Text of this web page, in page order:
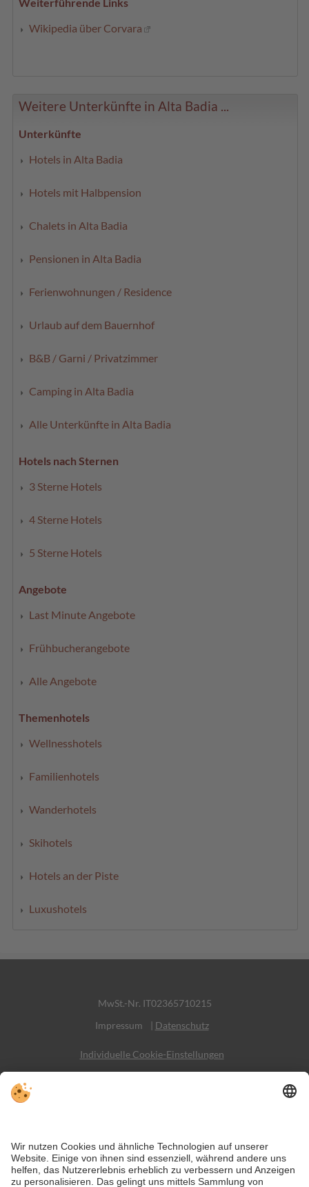
Wikipedia über Corvara
Weitere Unterkünfte in Alta Badia ...
Unterkünfte
Hotels in Alta Badia
Hotels mit Halbpension
Chalets in Alta Badia
Pensionen in Alta Badia
Ferienwohnungen / Residence
Urlaub auf dem Bauernhof
B&B / Garni / Privatzimmer
Camping in Alta Badia
Alle Unterkünfte in Alta Badia
Hotels nach Sternen
3 Sterne Hotels
4 Sterne Hotels
5 Sterne Hotels
Angebote
Last Minute Angebote
Frühbucherangebote
Alle Angebote
Themenhotels
Wellnesshotels
Familienhotels
Wanderhotels
Skihotels
Hotels an der Piste
Luxushotels
MwSt.-Nr. IT02365710215
Impressum
| Datenschutz
Individuelle Cookie-Einstellungen
Social Media